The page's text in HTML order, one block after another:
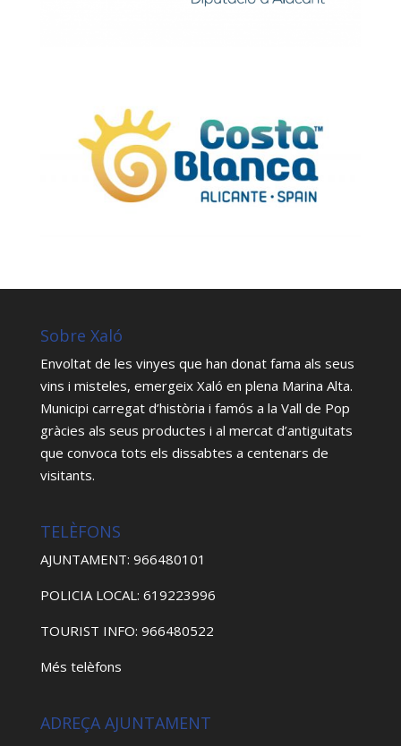
Sobre Xaló
Envoltat de les vinyes que han donat fama als seus
vins i misteles, emergeix Xaló en plena Marina Alta.
Municipi carregat d’història i famós a la Vall de Pop
gràcies als seus productes i al mercat d’antiguitats
que convoca tots els dissabtes a centenars de
visitants.
TELÈFONS
AJUNTAMENT: 966480101
POLICIA LOCAL: 619223996
TOURIST INFO: 966480522
Més telèfons
ADREÇA AJUNTAMENT